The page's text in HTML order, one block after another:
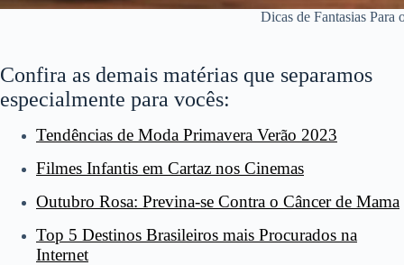
Dicas de Fantasias
Confira as demais matérias que separamos
especialmente para vocês:
Tendências de Moda Primavera Verão 2023
Filmes Infantis em Cartaz nos Cinemas
Outubro Rosa: Previna-se Contra o Câncer de Mama
Top 5 Destinos Brasileiros mais Procurados na
Internet